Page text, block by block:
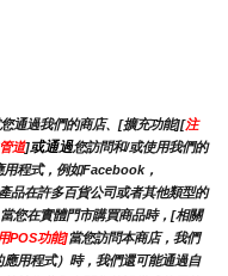
通過我們的商店、[擴充功能][注
道]或通過您訪問和/或使用我們的
程式，例如Facebook，
品在許多百貨公司或者其他類型的
您在實體門市購買商品時，[相關
POS功能]當您訪問本商店，我們
用程式）時，我們還可能通過自